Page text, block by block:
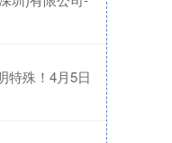
特殊！4月5日